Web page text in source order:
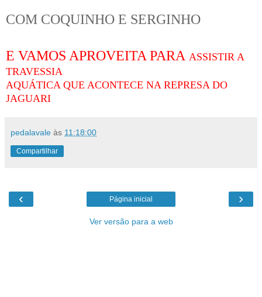
COM COQUINHO E SERGINHO
E VAMOS APROVEITA PARA ASSISTIR A
TRAVESSIA
AQUÁTICA QUE ACONTECE NA REPRESA DO
JAGUARI
pedalavale às 11:18:00
Compartilhar
‹ ›
Página inicial
Ver versão para a web